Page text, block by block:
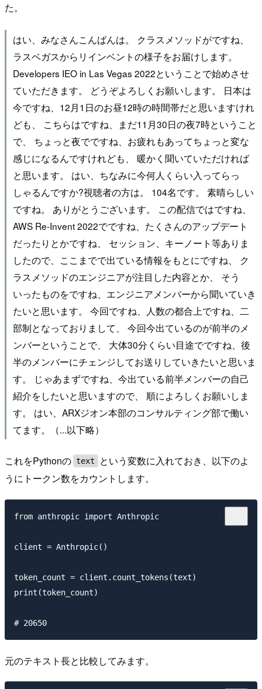
た。
はい、みなさんこんばんは。 クラスメソッドがですね、
ラスベガスからリインベントの様子をお届けします。
Developers IEO in Las Vegas 2022ということで始めさせ
ていただきます。 どうぞよろしくお願いします。 日本は
今ですね、12月1日のお昼12時の時間帯だと思いますけれ
ども、 こちらはですね、まだ11月30日の夜7時ということ
で、 ちょっと夜でですね、お疲れもあってちょっと変な
感じになるんですけれども、 暖かく聞いていただければ
と思います。 はい、ちなみに今何人くらい入ってらっ
しゃるんですか?視聴者の方は。 104名です。 素晴らしい
ですね。 ありがとうございます。 この配信ではですね、
AWS Re-Invent 2022でですね、たくさんのアップデート
だったりとかですね、 セッション、キーノート等ありま
したので、ここまでで出ている情報をもとにですね、 ク
ラスメソッドのエンジニアが注目した内容とか、 そう
いったものをですね、エンジニアメンバーから聞いていき
たいと思います。 今回ですね、人数の都合上ですね、二
部制となっておりまして、 今回今出ているのが前半のメ
ンバーということで、 大体30分くらい目途でですね、後
半のメンバーにチェンジしてお送りしていきたいと思いま
す。 じゃあまずですね、今出ている前半メンバーの自己
紹介をしたいと思いますので、 順によろしくお願いしま
す。 はい、ARXジオン本部のコンサルティング部で働い
てます。（...以下略）
これをPythonの text
という変数に入れておき、以下のよ
うにトークン数をカウントします。
from anthropic import Anthropic
client = Anthropic()
token_count = client.count_tokens(text)
print(token_count)
元のテキスト長と比較してみます。